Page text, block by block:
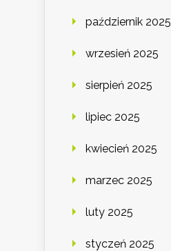
październik 2025
wrzesień 2025
sierpień 2025
lipiec 2025
kwiecień 2025
marzec 2025
luty 2025
styczeń 2025